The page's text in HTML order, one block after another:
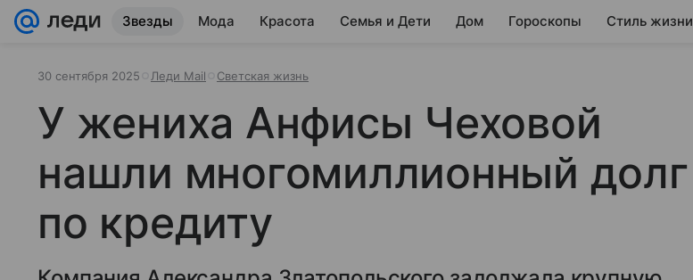
Звезды Мода Красота Семья и Дети Дом Гороскопы Стиль жизни
30 сентября 2025 Леди Mail Светская жизнь
У жениха Анфисы Чеховой
нашли многомиллионный долг
по кредиту